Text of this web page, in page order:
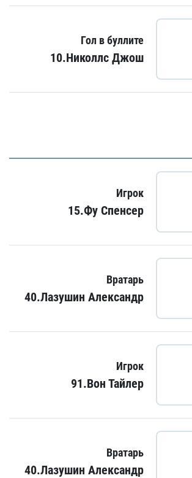
Гол в буллите
10.Николлс Джош
Игрок
15.Фу Спенсер
Вратарь
40.Лазушин Александр
Игрок
91.Вон Тайлер
Вратарь
40.Лазушин Александр